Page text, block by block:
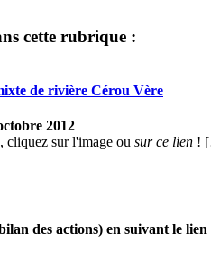
cette rubrique :
de rivière Cérou Vère
2012
sur l'image ou sur ce lien !
des actions) en suivant le lien